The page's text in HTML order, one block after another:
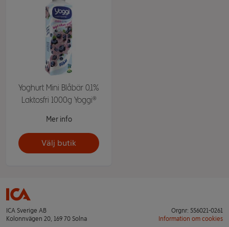
Yoghurt Mini Blåbär 0,1%
Laktosfri 1000g Yoggi®
Mer info
Välj butik
ICA Sverige AB
Kolonnvägen 20, 169 70 Solna
Orgnr: 556021-0261
Information om cookies